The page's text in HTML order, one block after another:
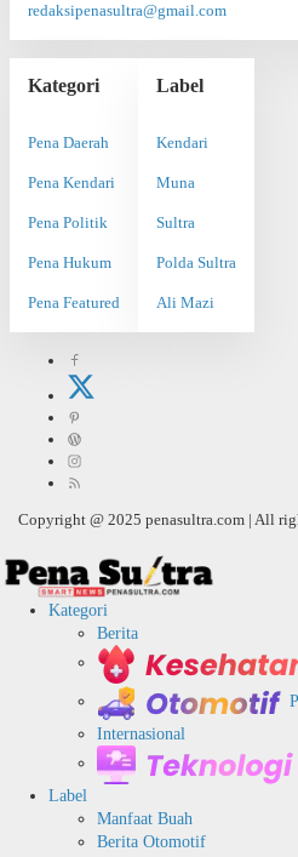
redaksipenasultra@gmail.com
Kategori
Pena Daerah
Pena Kendari
Pena Politik
Pena Hukum
Pena Featured
Label
Kendari
Muna
Sultra
Polda Sultra
Ali Mazi
Copyright @ 2025 penasultra.com | All
Kategori
Berita
Internasional
Label
Manfaat Buah
Berita Otomotif